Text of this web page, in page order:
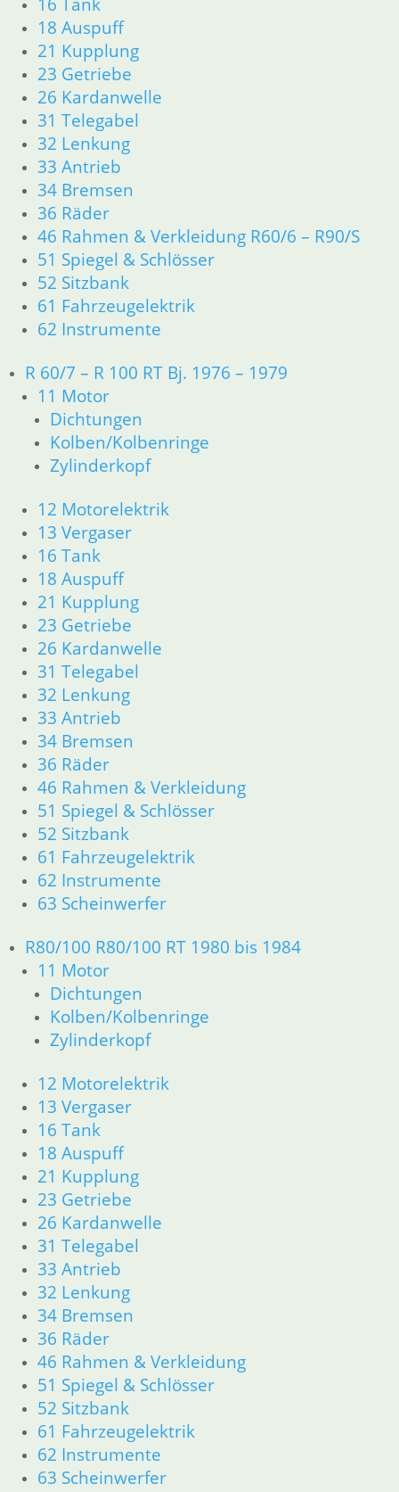
18 Auspuff
21 Kupplung
23 Getriebe
26 Kardanwelle
31 Telegabel
32 Lenkung
33 Antrieb
34 Bremsen
36 Räder
46 Rahmen & Verkleidung R60/6 – R90/S
51 Spiegel & Schlösser
52 Sitzbank
61 Fahrzeugelektrik
62 Instrumente
R 60/7 – R 100 RT Bj. 1976 – 1979
11 Motor
Dichtungen
Kolben/Kolbenringe
Zylinderkopf
12 Motorelektrik
13 Vergaser
16 Tank
18 Auspuff
21 Kupplung
23 Getriebe
26 Kardanwelle
31 Telegabel
32 Lenkung
33 Antrieb
34 Bremsen
36 Räder
46 Rahmen & Verkleidung
51 Spiegel & Schlösser
52 Sitzbank
61 Fahrzeugelektrik
62 Instrumente
63 Scheinwerfer
R80/100 R80/100 RT 1980 bis 1984
11 Motor
Dichtungen
Kolben/Kolbenringe
Zylinderkopf
12 Motorelektrik
13 Vergaser
16 Tank
18 Auspuff
21 Kupplung
23 Getriebe
26 Kardanwelle
31 Telegabel
33 Antrieb
32 Lenkung
34 Bremsen
36 Räder
46 Rahmen & Verkleidung
51 Spiegel & Schlösser
52 Sitzbank
61 Fahrzeugelektrik
62 Instrumente
63 Scheinwerfer
33 Antrieb
34 Bremsen
36 Räder
46 Rahmen & Verkleidung
51 Spiegel & Schlösser
52 Sitzbank
61 Fahrzeugelektrik
62 Instrumente
63 Scheinwerfer
R60/6 – R90/S
11 Motor
Dichtungen
Kolben/Kolbenringe
Zylinderkopf
12 Motorelektrik
13 Vergaser
16 Tank
21 Kupplung
23 Getriebe
26 Kardanwelle
31 Telegabel
32 Lenkung
33 Antrieb
36 Räder
46 Rahmen & Verkleidung R60/6 – R90/S
51 Spiegel & Schlösser
52 Sitzbank
61 Fahrzeugelektrik
62 Instrumente
R 60/7 – R 100 RT Bj. 1976 – 1979
11 Motor
Dichtungen
Kolben/Kolbenringe
Zylinderkopf
12 Motorelektrik
13 Vergaser
16 Tank
18 Auspuff
21 Kupplung
23 Getriebe
26 Kardanwelle
31 Telegabel
32 Lenkung
34 Bremsen
36 Räder
46 Rahmen & Verkleidung
51 Spiegel & Schlösser
52 Sitzbank
61 Fahrzeugelektrik
62 Instrumente
63 Scheinwerfer
R80/100 R80/100 RT 1980 bis 1984
11 Motor
Dichtungen
Kolben/Kolbenringe
Zylinderkopf
12 Motorelektrik
13 Vergaser
16 Tank
18 Auspuff
21 Kupplung
23 Getriebe
26 Kardanwelle
31 Telegabel
33 Antrieb
32 Lenkung
34 Bremsen
36 Räder
46 Rahmen & Verkleidung
51 Spiegel & Schlösser